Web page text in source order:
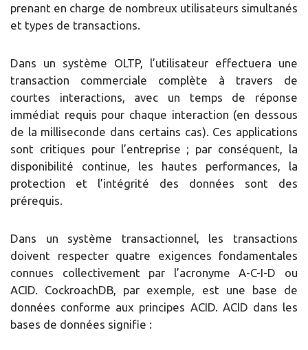
prenant en charge de nombreux utilisateurs simultanés
et types de transactions.
Dans un système OLTP, l’utilisateur effectuera une
transaction commerciale complète à travers de
courtes interactions, avec un temps de réponse
immédiat requis pour chaque interaction (en dessous
de la milliseconde dans certains cas). Ces applications
sont critiques pour l’entreprise ; par conséquent, la
disponibilité continue, les hautes performances, la
protection et l’intégrité des données sont des
prérequis.
Dans un système transactionnel, les transactions
doivent respecter quatre exigences fondamentales
connues collectivement par l’acronyme A-C-I-D ou
ACID. CockroachDB, par exemple, est une base de
données conforme aux principes ACID. ACID dans les
bases de données signifie :